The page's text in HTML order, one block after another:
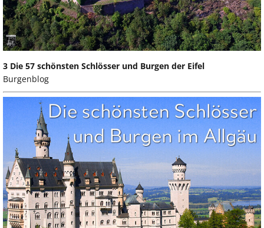
3 Die 57 schönsten Schlösser und Burgen der Eifel
Burgenblog